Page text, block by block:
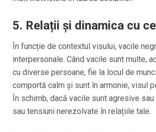
5. Relații și dinamica cu
În funcție de contextul visului, vacile
interpersonale. Când vacile sunt multe,
cu diverse persoane, fie la locul de
comportă calm și sunt în armonie, visul
În schimb, dacă vacile sunt agresive
sau tensiuni nerezolvate în relațiile tale.